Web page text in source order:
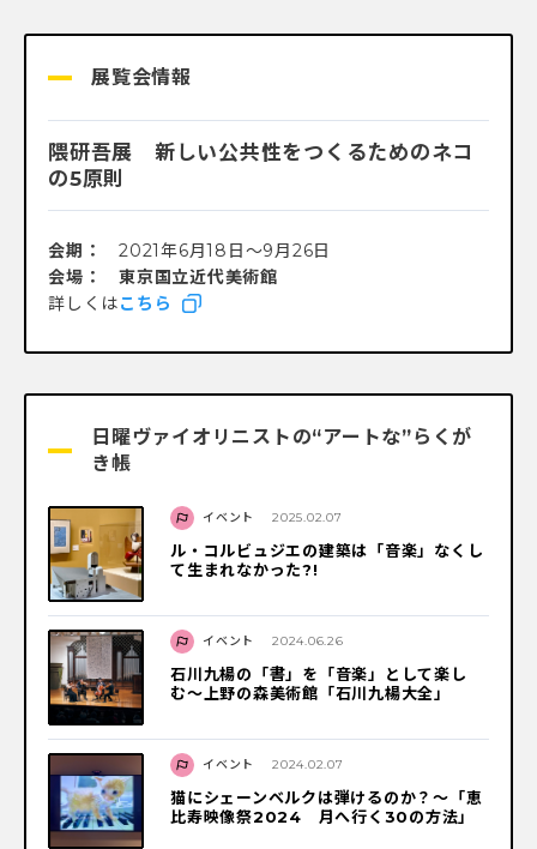
展覧会情報
隈研吾展 新しい公共性をつくるためのネコ
の5原則​​
会期： 2021年6月18日〜9月26日
会場： 東京国立近代美術館
詳しくはこちら
日曜ヴァイオリニストの“アートな”らくが
き帳
イベント 2025.02.07
ル・コルビュジエの建築は「音楽」なくし
て生まれなかった?!
イベント 2024.06.26
石川九楊の「書」を「音楽」として楽し
む〜上野の森美術館「石川九楊大全」
イベント 2024.02.07
猫にシェーンベルクは弾けるのか？〜「恵
比寿映像祭2024 月へ行く30の方法」